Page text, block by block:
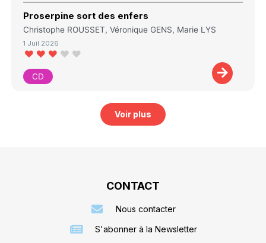
Proserpine sort des enfers
Christophe ROUSSET, Véronique GENS, Marie LYS
1 Juil 2026
CD
Voir plus
CONTACT
Nous contacter
S'abonner à la Newsletter